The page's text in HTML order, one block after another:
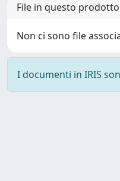
File in questo
Non ci sono file
I documenti in IRIS